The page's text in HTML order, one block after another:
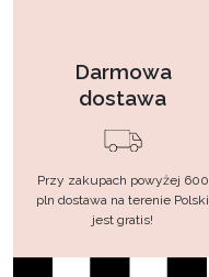
Darmowa
dostawa
Przy zakupach powyżej 600
pln dostawa na terenie Polski
jest gratis!